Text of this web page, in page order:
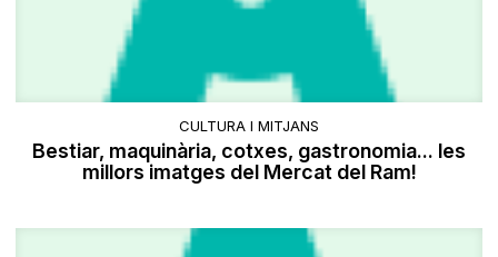
CULTURA I MITJANS
Bestiar, maquinària, cotxes, gastronomia... les
millors imatges del Mercat del Ram!